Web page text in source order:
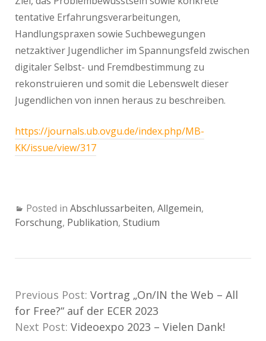
tentative Erfahrungsverarbeitungen,
Handlungspraxen sowie Suchbewegungen
netzaktiver Jugendlicher im Spannungsfeld zwischen
digitaler Selbst- und Fremdbestimmung zu
rekonstruieren und somit die Lebenswelt dieser
Jugendlichen von innen heraus zu beschreiben.
https://journals.ub.ovgu.de/index.php/MB-
KK/issue/view/317
Posted in Abschlussarbeiten, Allgemein,
Forschung, Publikation, Studium
Previous Post: Vortrag „On/IN the Web – All
for Free?“ auf der ECER 2023
Next Post: Videoexpo 2023 – Vielen Dank!